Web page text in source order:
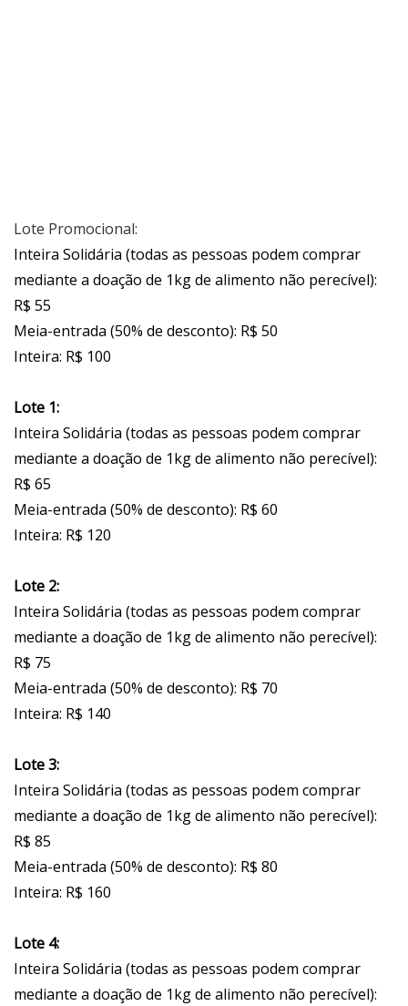
Lote Promocional:
Inteira Solidária (todas as pessoas podem comprar
mediante a doação de 1kg de alimento não perecível):
R$ 55
Meia-entrada (50% de desconto): R$ 50
Inteira: R$ 100
Lote 1:
Inteira Solidária (todas as pessoas podem comprar
mediante a doação de 1kg de alimento não perecível):
R$ 65
Meia-entrada (50% de desconto): R$ 60
Inteira: R$ 120
Lote 2:
Inteira Solidária (todas as pessoas podem comprar
mediante a doação de 1kg de alimento não perecível):
R$ 75
Meia-entrada (50% de desconto): R$ 70
Inteira: R$ 140
Lote 3:
Inteira Solidária (todas as pessoas podem comprar
mediante a doação de 1kg de alimento não perecível):
R$ 85
Meia-entrada (50% de desconto): R$ 80
Inteira: R$ 160
Lote 4:
Inteira Solidária (todas as pessoas podem comprar
mediante a doação de 1kg de alimento não perecível):